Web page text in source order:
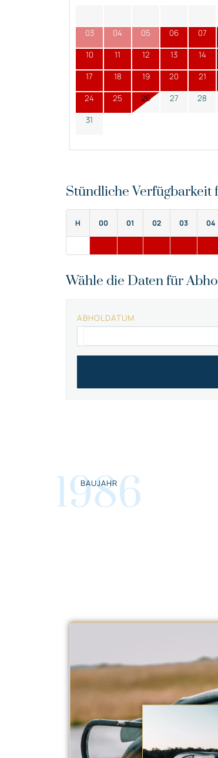
03 04 05 06 07
10 11 12 13 14
17 18 19 20 21
24 25 26 27 28
31
Stündliche
H 00 01 02 03 04
Wähle die Daten für
ABHOLDATUM
1986
BAUJAHR